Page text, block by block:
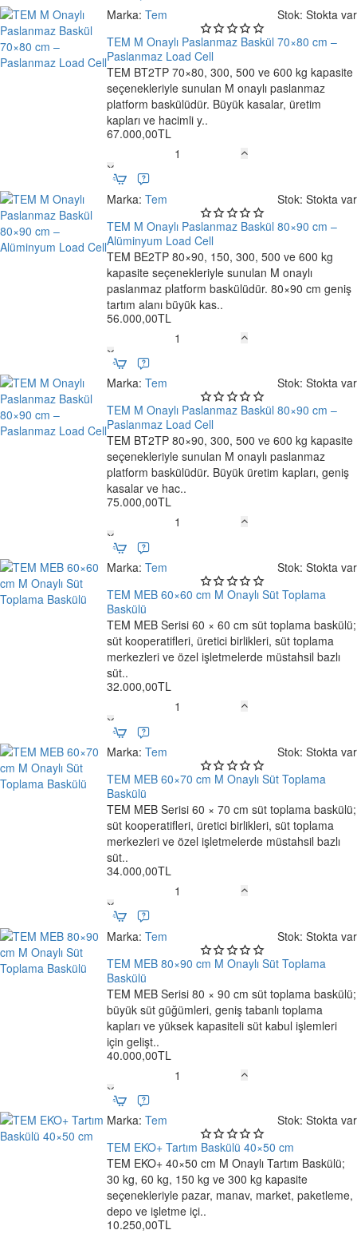
Onaylı
Paslanmaz
Baskül
70×80
cm
–
Alüminyum
Load
Cell
Marka: Tem Stok: Stokta var
TEM M Onaylı Paslanmaz Baskül 70×80 cm –
Paslanmaz Load Cell
TEM BT2TP 70×80, 300, 500 ve 600 kg kapasite
seçenekleriyle sunulan M onaylı paslanmaz
platform baskülüdür. Büyük kasalar, üretim
kapları ve hacimli y..
67.000,00TL
M
Onaylı
Paslanmaz
Baskül
70×80
cm
–
Paslanmaz
Load
Cell
Marka: Tem Stok: Stokta var
TEM M Onaylı Paslanmaz Baskül 80×90 cm –
Alüminyum Load Cell
TEM BE2TP 80×90, 150, 300, 500 ve 600 kg
kapasite seçenekleriyle sunulan M onaylı
paslanmaz platform baskülüdür. 80×90 cm geniş
tartım alanı büyük kas..
56.000,00TL
M
Onaylı
Paslanmaz
Baskül
80×90
cm
–
Alüminyum
Load
Cell
Marka: Tem Stok: Stokta var
TEM M Onaylı Paslanmaz Baskül 80×90 cm –
Paslanmaz Load Cell
TEM BT2TP 80×90, 300, 500 ve 600 kg kapasite
seçenekleriyle sunulan M onaylı paslanmaz
platform baskülüdür. Büyük üretim kapları, geniş
kasalar ve hac..
75.000,00TL
M
Onaylı
Paslanmaz
Baskül
80×90
cm
–
Paslanmaz
Load
Cell
Marka: Tem Stok: Stokta var
TEM MEB 60×60 cm M Onaylı Süt Toplama
Baskülü
TEM MEB Serisi 60 × 60 cm süt toplama baskülü;
süt kooperatifleri, üretici birlikleri, süt toplama
merkezleri ve özel işletmelerde müstahsil bazlı
süt..
32.000,00TL
MEB
60×60
cm
M
Onaylı
Süt
Toplama
Baskülü
Marka: Tem Stok: Stokta var
TEM MEB 60×70 cm M Onaylı Süt Toplama
Baskülü
TEM MEB Serisi 60 × 70 cm süt toplama baskülü;
süt kooperatifleri, üretici birlikleri, süt toplama
merkezleri ve özel işletmelerde müstahsil bazlı
süt..
34.000,00TL
MEB
60×70
cm
M
Onaylı
Süt
Toplama
Baskülü
Marka: Tem Stok: Stokta var
TEM MEB 80×90 cm M Onaylı Süt Toplama
Baskülü
TEM MEB Serisi 80 × 90 cm süt toplama baskülü;
büyük süt güğümleri, geniş tabanlı toplama
kapları ve yüksek kapasiteli süt kabul işlemleri
için gelişt..
40.000,00TL
MEB
80×90
cm
M
Onaylı
Süt
Toplama
Baskülü
Marka: Tem Stok: Stokta var
TEM EKO+ Tartım Baskülü 40×50 cm
TEM EKO+ 40×50 cm M Onaylı Tartım Baskülü;
30 kg, 60 kg, 150 kg ve 300 kg kapasite
seçenekleriyle pazar, manav, market, paketleme,
depo ve işletme içi..
10.250,00TL